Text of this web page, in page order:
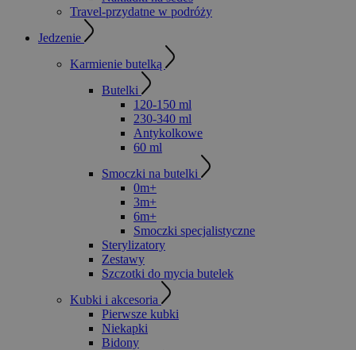
Travel-przydatne w podróży
Jedzenie
Karmienie butelką
Butelki
120-150 ml
230-340 ml
Antykolkowe
60 ml
Smoczki na butelki
0m+
3m+
6m+
Smoczki specjalistyczne
Sterylizatory
Zestawy
Szczotki do mycia butelek
Kubki i akcesoria
Pierwsze kubki
Niekapki
Bidony